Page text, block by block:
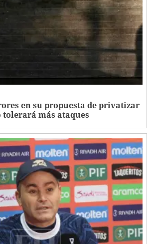
en su propuesta de privatizar
más ataques